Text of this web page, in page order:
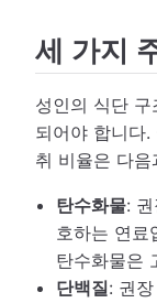
세 가지
성인의 식단
되어야 합니다
취 비율은 다음
탄수화물:
호하는 연료
탄수화물은
단백질: 권